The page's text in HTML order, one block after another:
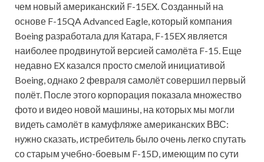
чем новый американский F-15EX. Созданный на
основе F-15QA Advanced Eagle, который компания
Boeing разработала для Катара, F-15EX является
наиболее продвинутой версией самолёта F-15. Еще
недавно EX казался просто смелой инициативой
Boeing, однако 2 февраля самолёт совершил первый
полёт. После этого корпорация показала множество
фото и видео новой машины, на которых мы могли
видеть самолёт в камуфляже американских ВВС:
нужно сказать, истребитель было очень легко спутать
со старым учебно-боевым F-15D, имеющим по сути